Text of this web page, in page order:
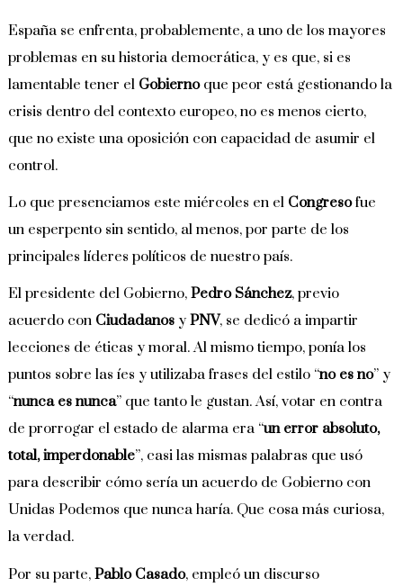
España se enfrenta, probablemente, a uno de los mayores
problemas en su historia democrática, y es que, si es
lamentable tener el Gobiernoque peor está gestionando la
crisis dentro del contexto europeo, no es menos cierto,
que no existe una oposición con capacidad de asumir el
control.
Lo que presenciamos este miércoles en el Congresofue
un esperpento sin sentido, al menos, por parte de los
principales líderes políticos de nuestro país.
El presidente del Gobierno,Pedro Sánchez, previo
acuerdo con Ciudadanos yPNV, se dedicó a impartir
lecciones de éticas y moral. Al mismo tiempo, ponía los
puntos sobre las íes y utilizaba frases del estilo “no es no” y
“nunca es nunca” que tanto le gustan. Así, votar en contra
de prorrogar el estado de alarma era “un error absoluto,
total, imperdonable”, casi las mismas palabras que usó
para describir cómo sería un acuerdo de Gobierno con
Unidas Podemos que nunca haría. Que cosa más curiosa,
la verdad.
Por su parte,Pablo Casado, empleó un discurso